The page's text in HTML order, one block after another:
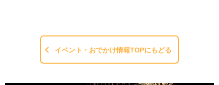
イベント・おでかけ情報TOPにもどる